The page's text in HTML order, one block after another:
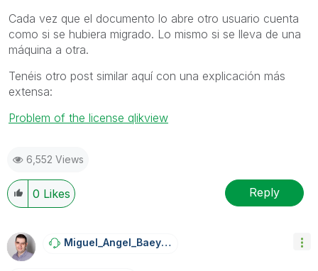
Cada vez que el documento lo abre otro usuario cuenta
como si se hubiera migrado. Lo mismo si se lleva de una
máquina a otra.
Tenéis otro post similar aquí con una explicación más
extensa:
Problem of the license qlikview
6,552 Views
0 Likes Reply
Miguel_Angel_BaEyens